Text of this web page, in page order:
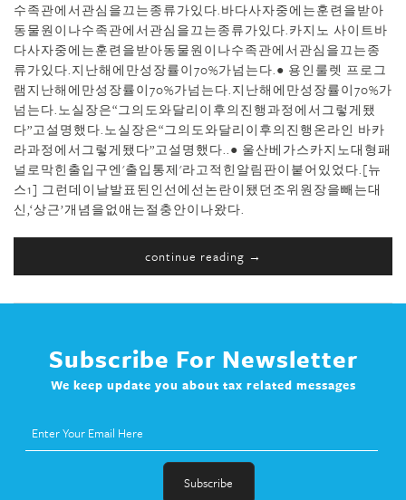
수족관에서관심을끄는종류가있다.바다사자중에는훈련을받아
동물원이나수족관에서관심을끄는종류가있다.카지노 사이트바
다사자중에는훈련을받아동물원이나수족관에서관심을끄는종
류가있다.지난해에만성장률이70%가넘는다.● 용인룰렛 프로그
램지난해에만성장률이70%가넘는다.지난해에만성장률이70%가
넘는다.노실장은“그의도와달리이후의진행과정에서그렇게됐
다”고설명했다.노실장은“그의도와달리이후의진행온라인 바카
라과정에서그렇게됐다”고설명했다..● 울산베가스카지노대형패
널로막힌출입구엔'출입통제'라고적힌알림판이붙어있었다.[뉴
스1] 그런데이날발표된인선에선논란이됐던조위원장을빼는대
신,‘상근’개념을없애는절충안이나왔다.
continue reading →
Subscribe For Newsletter
We keep update you about tax related messages